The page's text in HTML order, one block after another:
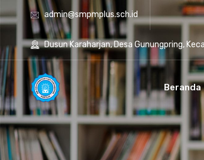
admin@smpmplus.sch.id
Dusun Karaharjan, Desa Gunungpring,
Beranda